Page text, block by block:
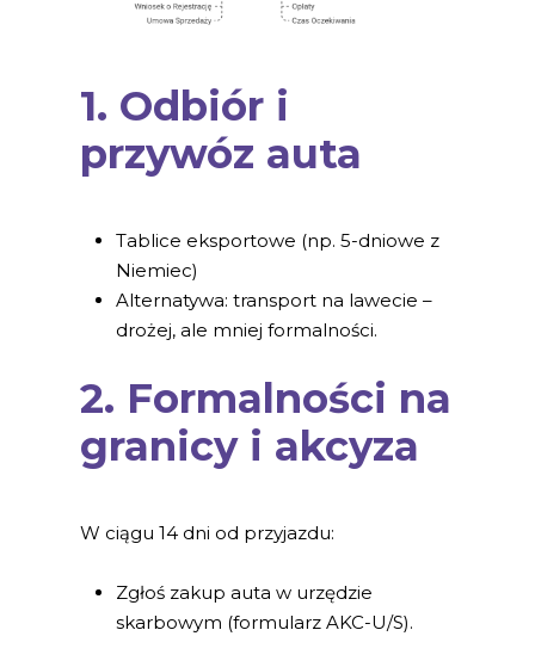
1. Odbiór i
przywóz auta
Tablice eksportowe (np. 5-dniowe z
Niemiec)
Alternatywa: transport na lawecie –
drożej, ale mniej formalności.
2. Formalności na
granicy i akcyza
W ciągu 14 dni od przyjazdu:
Zgłoś zakup auta w urzędzie
skarbowym (formularz AKC-U/S).